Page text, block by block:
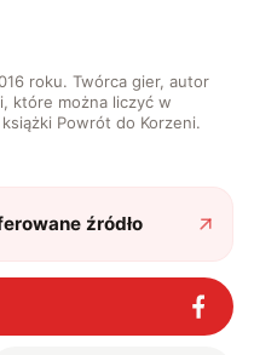
roku. Twórca gier, autor
które można liczyć w
Powrót do Korzeni.
źródło